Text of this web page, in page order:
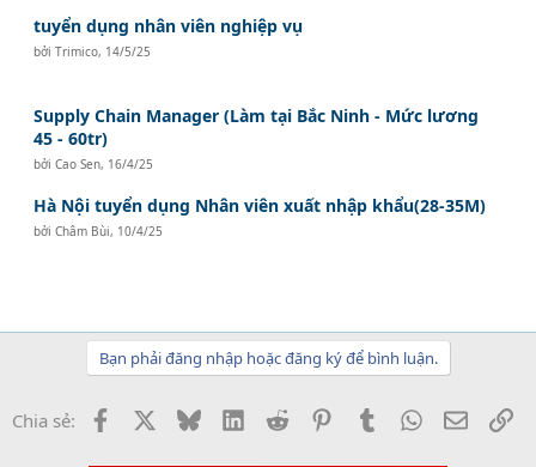
tuyển dụng nhân viên nghiệp vụ
bởiTrimico, 14/5/25
Supply Chain Manager (Làm tại Bắc Ninh - Mức lương
45 - 60tr)
bởiCao Sen, 16/4/25
Hà Nội tuyển dụng Nhân viên xuất nhập khẩu(28-35M)
bởiChâm Bùi, 10/4/25
Bạn phải đăng nhập hoặc đăng ký để bình luận.
Chia sẻ: Facebook BlueskyLinkedInReddit PinterestTumblrWhatsApp
Email